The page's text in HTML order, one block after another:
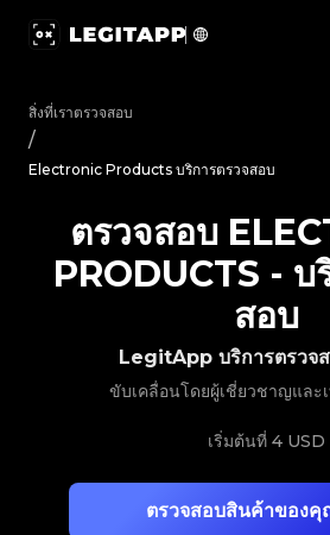
สิ่งที่เราตรวจสอบ
/
Electronic Products บริการตรวจสอบ
ตรวจสอบสินค้าของคุ
LegitApp บริการตรวจ
ขับเคลื่อนโดยผู้เชี่ยวชาญและ
เริ่มต้นที่ 4 USD
ตรวจสอบ
PRODUCTS - บ
สอบ